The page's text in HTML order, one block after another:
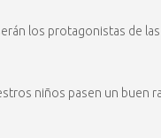
los protagonistas de
niños pasen un buen